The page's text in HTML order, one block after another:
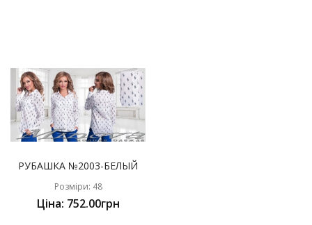
РУБАШКА №2003-БЕЛЫЙ
Розміри: 48
Ціна: 752.00грн